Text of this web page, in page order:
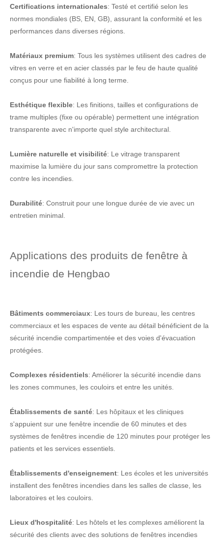
Certifications internationales: Testé et certifié selon les
normes mondiales (BS, EN, GB), assurant la conformité et les
performances dans diverses régions.
Matériaux premium: Tous les systèmes utilisent des cadres de
vitres en verre et en acier classés par le feu de haute qualité
conçus pour une fiabilité à long terme.
Esthétique flexible: Les finitions, tailles et configurations de
trame multiples (fixe ou opérable) permettent une intégration
transparente avec n'importe quel style architectural.
Lumière naturelle et visibilité: Le vitrage transparent
maximise la lumière du jour sans compromettre la protection
contre les incendies.
Durabilité: Construit pour une longue durée de vie avec un
entretien minimal.
Applications des produits de fenêtre à
incendie de Hengbao
Bâtiments commerciaux: Les tours de bureau, les centres
commerciaux et les espaces de vente au détail bénéficient de la
sécurité incendie compartimentée et des voies d'évacuation
protégées.
Complexes résidentiels: Améliorer la sécurité incendie dans
les zones communes, les couloirs et entre les unités.
Établissements de santé: Les hôpitaux et les cliniques
s'appuient sur une fenêtre incendie de 60 minutes et des
systèmes de fenêtres incendie de 120 minutes pour protéger les
patients et les services essentiels.
Établissements d'enseignement: Les écoles et les universités
installent des fenêtres incendies dans les salles de classe, les
laboratoires et les couloirs.
Lieux d'hospitalité: Les hôtels et les complexes améliorent la
sécurité des clients avec des solutions de fenêtres incendies